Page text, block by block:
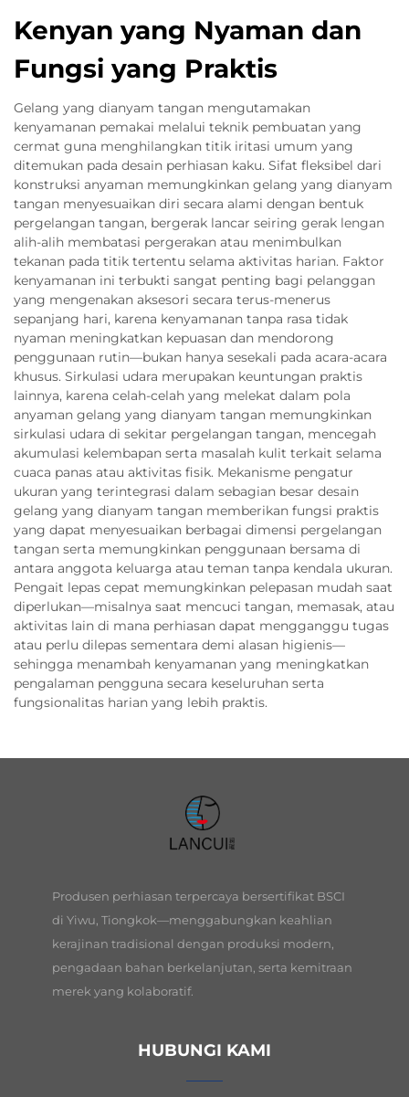
Kenyan yang Nyaman dan
Fungsi yang Praktis
Gelang yang dianyam tangan mengutamakan
kenyamanan pemakai melalui teknik pembuatan yang
cermat guna menghilangkan titik iritasi umum yang
ditemukan pada desain perhiasan kaku. Sifat fleksibel dari
konstruksi anyaman memungkinkan gelang yang dianyam
tangan menyesuaikan diri secara alami dengan bentuk
pergelangan tangan, bergerak lancar seiring gerak lengan
alih-alih membatasi pergerakan atau menimbulkan
tekanan pada titik tertentu selama aktivitas harian. Faktor
kenyamanan ini terbukti sangat penting bagi pelanggan
yang mengenakan aksesori secara terus-menerus
sepanjang hari, karena kenyamanan tanpa rasa tidak
nyaman meningkatkan kepuasan dan mendorong
penggunaan rutin—bukan hanya sesekali pada acara-acara
khusus. Sirkulasi udara merupakan keuntungan praktis
lainnya, karena celah-celah yang melekat dalam pola
anyaman gelang yang dianyam tangan memungkinkan
sirkulasi udara di sekitar pergelangan tangan, mencegah
akumulasi kelembapan serta masalah kulit terkait selama
cuaca panas atau aktivitas fisik. Mekanisme pengatur
ukuran yang terintegrasi dalam sebagian besar desain
gelang yang dianyam tangan memberikan fungsi praktis
yang dapat menyesuaikan berbagai dimensi pergelangan
tangan serta memungkinkan penggunaan bersama di
antara anggota keluarga atau teman tanpa kendala ukuran.
Pengait lepas cepat memungkinkan pelepasan mudah saat
diperlukan—misalnya saat mencuci tangan, memasak, atau
aktivitas lain di mana perhiasan dapat mengganggu tugas
atau perlu dilepas sementara demi alasan higienis—
sehingga menambah kenyamanan yang meningkatkan
pengalaman pengguna secara keseluruhan serta
fungsionalitas harian yang lebih praktis.
Produsen perhiasan terpercaya bersertifikat BSCI
di Yiwu, Tiongkok—menggabungkan keahlian
kerajinan tradisional dengan produksi modern,
pengadaan bahan berkelanjutan, serta kemitraan
merek yang kolaboratif.
HUBUNGI KAMI